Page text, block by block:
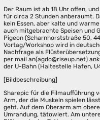
Der Raum ist ab 18 Uhr offen,
für circa 2 Stunden anberaumt.
kein Essen, aber kalte und
auch mitgebrachte Speisen und
Pigeon (Scharnhorststraße 50,
Vortag/Workshop wird in
Nachfrage als
per mail an(agdo@riseup.net)
der U-Bahn (Haltestelle Hafen,
[Bildbeschreibung]
Sharepic für die Filmaufführung
Arm, der die Muskeln spielen
geht. Auf dem Oberarm am
Umrandung, tätowiert. Am